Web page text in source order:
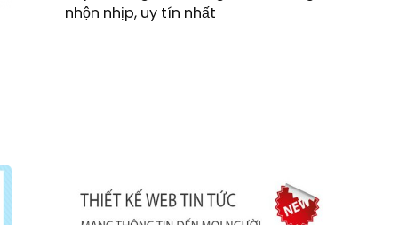
nhộn nhịp, uy tín nhất